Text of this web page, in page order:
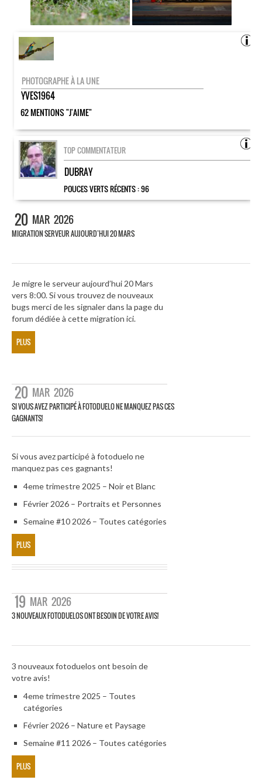
PHOTOGRAPHE À LA UNE
YVES1964
62 MENTIONS "J'AIME"
TOP COMMENTATEUR
DUBRAY
POUCES VERTS RÉCENTS :96
20 MAR 2026
MIGRATION SERVEUR AUJOURD’HUI 20 MARS
Je migre le serveur aujourd’hui 20 Mars
vers 8:00. Si vous trouvez de nouveaux
bugs merci de les signaler dans la page du
forum dédiée à cette migration ici.
PLUS
20 MAR 2026
SI VOUS AVEZ PARTICIPÉ À FOTODUELO NE MANQUEZ PAS CES
GAGNANTS!
Si vous avez participé à fotoduelo ne
manquez pas ces gagnants!
4eme trimestre 2025 – Noir et Blanc
Février 2026 – Portraits et Personnes
Semaine #10 2026 – Toutes catégories
PLUS
19 MAR 2026
3 NOUVEAUX FOTODUELOS ONT BESOIN DE VOTRE AVIS!
3 nouveaux fotoduelos ont besoin de
votre avis!
4eme trimestre 2025 – Toutes
catégories
Février 2026 – Nature et Paysage
Semaine #11 2026 – Toutes catégories
PLUS